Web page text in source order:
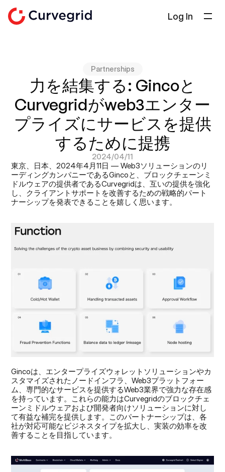
Log In
ドキュメント
ブログ
Select Language
日本語
お問い合わせ
Partnerships
力を結集する: Gincoと
Curvegridがweb3エンター
プライズにサービスを提供
するために提携
2024/04/11
東京、日本、2024年4月11日 — Web3ソリューションのリ
ーディングカンパニーであるGincoと、ブロックチェーンミ
ドルウェアの提供者であるCurvegridは、互いの提供を強化
し、クライアントサポートを改善するための戦略的パート
ナーシップを発表できることを嬉しく思います。
Gincoは、エンタープライズウォレットソリューションやカ
スタマイズされたノードインフラ、Web3プラットフォー
ム、専門的なサービスを提供するWeb3業界で強力な存在感
を持っています。これらの能力はCurvegridのブロックチェ
ーンミドルウェアおよび開発者向けソリューションに対し
て有益な補完を提供します。このパートナーシップは、各
社が対応可能なビジネスタイプを拡大し、実装の効率を改
善することを目指しています。